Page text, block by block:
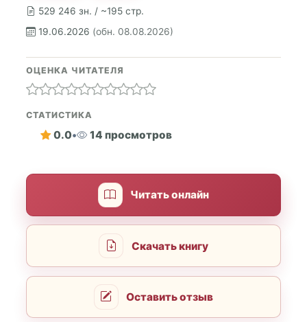
529 246 зн. / ~195 стр.
19.06.2026 (обн. 08.08.2026)
ОЦЕНКА ЧИТАТЕЛЯ
СТАТИСТИКА
0.0• 14 просмотров
Читать онлайн
Скачать книгу
Оставить отзыв